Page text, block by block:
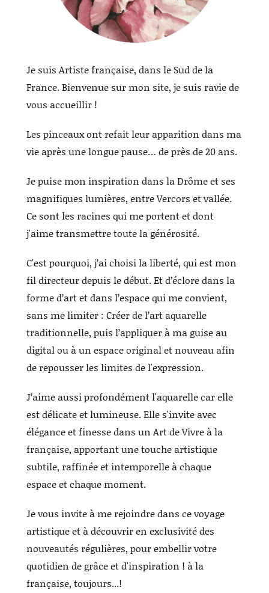
Je suis Artiste française, dans le Sud de la
France. Bienvenue sur mon site, je suis ravie de
vous accueillir !
Les pinceaux ont refait leur apparition dans ma
vie après une longue pause… de près de 20 ans.
Je puise mon inspiration dans la Drôme et ses
magnifiques lumières, entre Vercors et vallée.
Ce sont les racines qui me portent et dont
j'aime transmettre toute la générosité.
C'est pourquoi, j’ai choisi la liberté, qui est mon
fil directeur depuis le début. Et d’éclore dans la
forme d’art et dans l’espace qui me convient,
sans me limiter : Créer de l’art aquarelle
traditionnelle, puis l’appliquer à ma guise au
digital ou à un espace original et nouveau afin
de repousser les limites de l'expression.
J’aime aussi profondément l'aquarelle car elle
est délicate et lumineuse. Elle s'invite avec
élégance et finesse dans un Art de Vivre à la
française, apportant une touche artistique
subtile, raffinée et intemporelle à chaque
espace et chaque moment.
Je vous invite à me rejoindre dans ce voyage
artistique et à découvrir en exclusivité des
nouveautés régulières, pour embellir votre
quotidien de grâce et d'inspiration ! à la
française, toujours...!